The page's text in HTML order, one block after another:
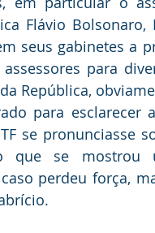
Flávio
seus gabinetes a
para
República,
para esclarecer
se pronunciasse
que se mostrou
perdeu força,